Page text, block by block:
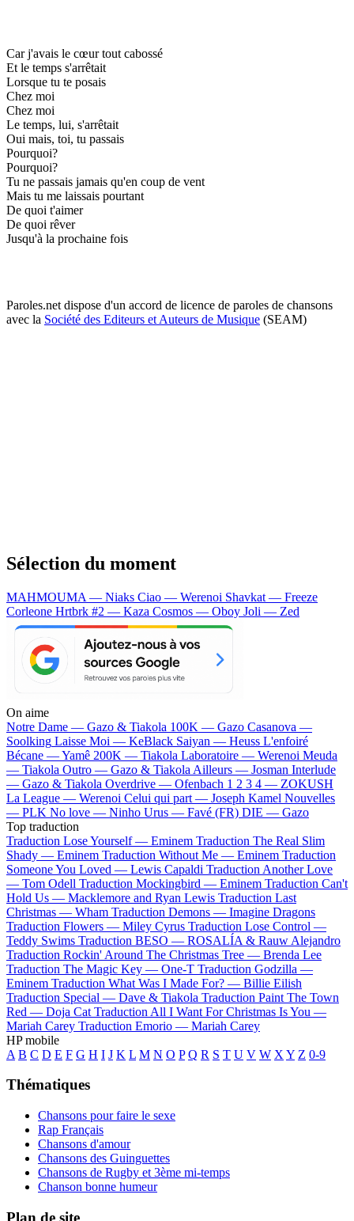
Car j'avais le cœur tout cabossé
Et le temps s'arrêtait
Lorsque tu te posais
Chez moi
Chez moi
Le temps, lui, s'arrêtait
Oui mais, toi, tu passais
Pourquoi?
Pourquoi?
Tu ne passais jamais qu'en coup de vent
Mais tu me laissais pourtant
De quoi t'aimer
De quoi rêver
Jusqu'à la prochaine fois
Paroles.net dispose d'un accord de licence de paroles de chansons
avec la Société des Editeurs et Auteurs de Musique (SEAM)
Sélection du moment
MAHMOUMA — Niaks Ciao — Werenoi Shavkat — Freeze
Corleone Hrtbrk #2 — Kaza Cosmos — Oboy Joli — Zed
On aime
Notre Dame — Gazo & Tiakola 100K — Gazo Casanova —
Soolking Laisse Moi — KeBlack Saiyan — Heuss L'enfoiré
Bécane —Yamê 200K — Tiakola Laboratoire — Werenoi Meuda
— Tiakola Outro — Gazo & Tiakola Ailleurs — Josman Interlude
— Gazo & Tiakola Overdrive — Ofenbach 1 2 3 4 — ZOKUSH
La League — Werenoi Celui qui part — Joseph Kamel Nouvelles
— PLK No love — Ninho Urus — Favé (FR) DIE — Gazo
Top traduction
Traduction Lose Yourself — Eminem Traduction The Real Slim
Shady — Eminem Traduction Without Me — Eminem Traduction
Someone You Loved — Lewis Capaldi Traduction Another Love
— Tom Odell Traduction Mockingbird — Eminem Traduction Can't
Hold Us — Macklemore and Ryan Lewis Traduction Last
Christmas — Wham Traduction Demons — Imagine Dragons
Traduction Flowers — Miley Cyrus Traduction Lose Control —
Teddy Swims Traduction BESO — ROSALÍA & Rauw Alejandro
Traduction Rockin' Around The Christmas Tree — Brenda Lee
Traduction The Magic Key — One-T Traduction Godzilla —
Eminem Traduction What Was I Made For? — Billie Eilish
Traduction Special — Dave & Tiakola Traduction Paint The Town
Red — Doja Cat Traduction All I Want For Christmas Is You —
Mariah Carey Traduction Emorio — Mariah Carey
HP mobile
A B C D E F G H I J K L M N O P Q R S T U V W X Y Z 0-9
Thématiques
Chansons pour faire le sexe
Rap Français
Chansons d'amour
Chansons des Guinguettes
Chansons de Rugby et 3ème mi-temps
Chanson bonne humeur
Plan de site